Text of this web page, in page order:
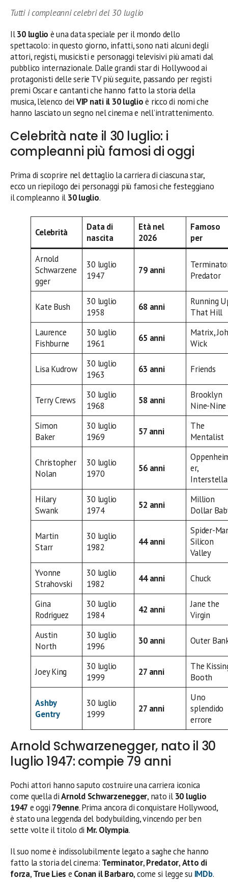
Tutti i compleanni celebri del 30 luglio
Il30 luglio è una data speciale per il mondo dello
spettacolo: in questo giorno, infatti, sono nati alcuni degli
attori, registi, musicisti e personaggi televisivi più amati dal
pubblico internazionale. Dalle grandi star di Hollywood ai
protagonisti delle serie TV più seguite, passando per registi
premi Oscar e cantanti che hanno fatto la storia della
musica, l’elenco dei VIP nati il 30 luglioè ricco di nomi che
hanno lasciato un segno nel cinema e nell’intrattenimento.
Celebrità nate il 30 luglio: i
compleanni più famosi di oggi
Prima di scoprire nel dettaglio la carriera di ciascuna star,
ecco un riepilogo dei personaggi più famosi che festeggiano
il compleanno il 30 luglio.
Celebrità
Data di
nascita
Età nel
2026
Famoso
per
Arnold
Schwarzene
gger
30 luglio
1947
79 anni
Predator
Kate Bush
30 luglio
1958
68 anni
Running
That Hill
Laurence
Fishburne
30 luglio
1961
65 anni
Matrix,
Wick
Lisa Kudrow
30 luglio
1963
63 anni Friends
Terry Crews
30 luglio
1968
58 anni
Brooklyn
Nine-Nine
Simon
Baker
30 luglio
1969
57 anni
The
Mentalist
Christopher
Nolan
30 luglio
1970
56 anni
er,
Hilary
Swank
30 luglio
1974
52 anni
Million
Dollar
Martin
Starr
30 luglio
1982
44 anni
Spider-
Silicon
Valley
Yvonne
Strahovski
30 luglio
1982
44 anni Chuck
Gina
Rodriguez
30 luglio
1984
42 anni
Jane the
Virgin
Austin
North
30 luglio
1996
30 anni Outer
Joey King
30 luglio
1999
27 anni
The
Booth
Ashby
Gentry
30 luglio
1999
27 anni
Uno
splendido
errore
Arnold Schwarzenegger, nato il 30
luglio 1947: compie 79 anni
Pochi attori hanno saputo costruire una carriera iconica
come quella diArnold Schwarzenegger, nato il 30 luglio
1947 e oggi 79enne. Prima ancora di conquistare Hollywood,
è stato una leggenda del bodybuilding, vincendo per ben
sette volte il titolo di Mr. Olympia.
Il suo nome è indissolubilmente legato a saghe che hanno
fatto la storia del cinema: Terminator,Predator,Atto di
forza,True Lies e Conan il Barbaro, come si legge su IMDb.